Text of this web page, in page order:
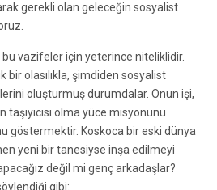
gerekli olan geleceğin sosyalist
bu vazifeler için yeterince niteliklidir.
bir olasılıkla, şimdiden sosyalist
oluşturmuş durumdalar. Onun işi,
taşıyıcısı olma yüce misyonunu
göstermektir. Koskoca bir eski dünya
yeni bir tanesiyse inşa edilmeyi
değil mi genç arkadaşlar?
gibi: